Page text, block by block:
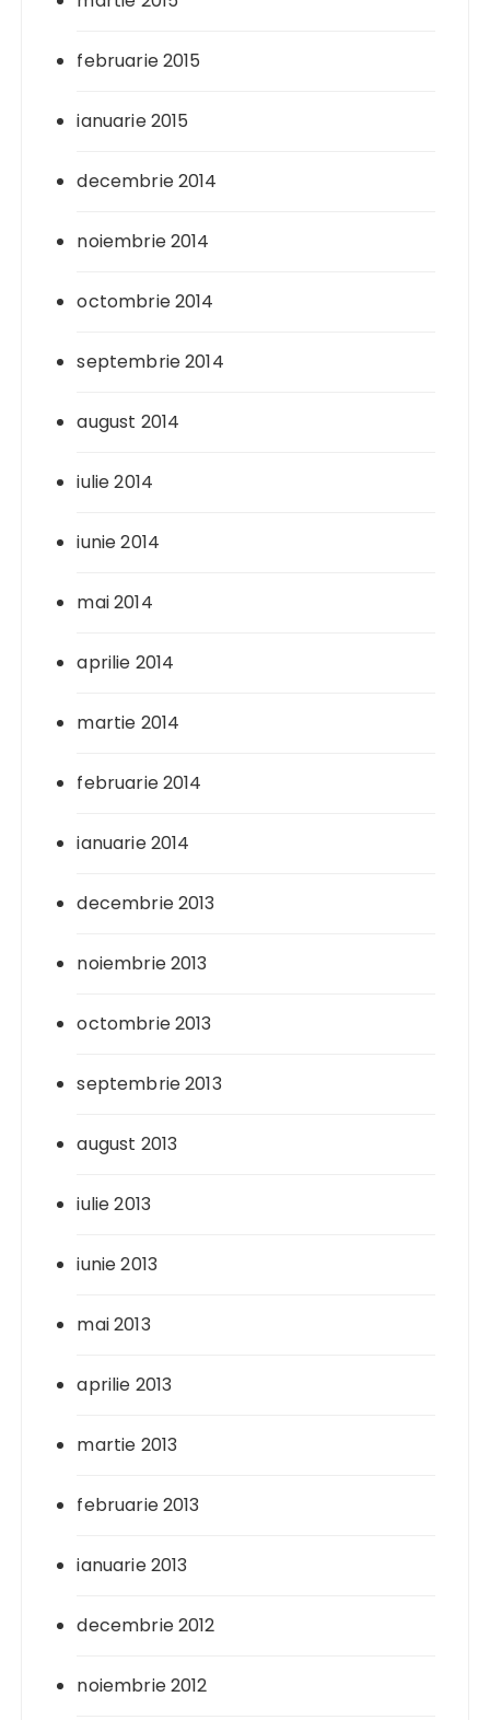
februarie 2015
ianuarie 2015
decembrie 2014
noiembrie 2014
octombrie 2014
septembrie 2014
august 2014
iulie 2014
iunie 2014
mai 2014
aprilie 2014
martie 2014
februarie 2014
ianuarie 2014
decembrie 2013
noiembrie 2013
octombrie 2013
septembrie 2013
august 2013
iulie 2013
iunie 2013
mai 2013
aprilie 2013
martie 2013
februarie 2013
ianuarie 2013
decembrie 2012
noiembrie 2012